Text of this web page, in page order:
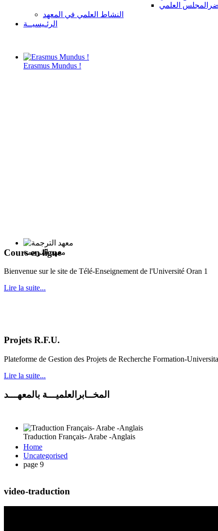
العلمي
النشاط العلمي في المعهد
الرئـيسيــة
Erasmus Mundus !
معهد الترجمة
Traduction Français- Arabe -Anglais
Cours en ligne
Bienvenue sur le site de Télé-Enseignement de l'Université Oran 1
Lire la suite...
Projets R.F.U.
Plateforme de Gestion des Projets de Recherche Formation-
Lire la suite...
المخــابرالعلميـــة بالمعهـــد
Home
Uncategorised
page 9
video-traduction